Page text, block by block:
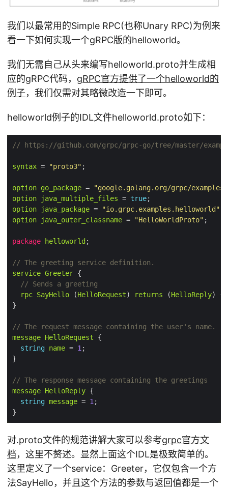
我们以最常用的Simple RPC(也称Unary RPC)为例来
看一下如何实现一个gRPC版的helloworld。
我们无需自己从头来编写helloworld.proto并生成相
应的gRPC代码， gRPC官方提供了一个helloworld的
例子，我们仅需对其略微改造一下即可。
helloworld例子的IDL文件helloworld.proto如下：
// https://github.com/grpc/grpc-go/tree/master/
syntax = "proto3"
option go_package =
"google.golang.org/grpc/
option
java_multiple_files = true
option
java_package = "io.grpc.examples.helloworld"
option
java_outer_classname = "HelloWorldProto"
package helloworld
// The greeting service definition.
service Greeter
// Sends a greeting
rpc SayHello (HelloRequest) returns (HelloReply
// The request message containing the user's name.
message HelloRequest
string name = 1
// The response message containing the greetings
message HelloReply
string message = 1
对.proto文件的规范讲解大家可以参考grpc官方文
档，这里不赘述。显然上面这个IDL是极致简单的。
这里定义了一个service：Greeter，它仅包含一个方
法SayHello，并且这个方法的参数与返回值都是一个